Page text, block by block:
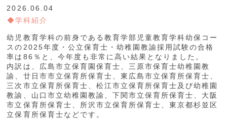
2026.06.04
学科紹介
幼児教育学科の前身である教育学部児童教育学科幼保コー
スの2025年度・公立保育士・幼稚園教諭採用試験の合格
率は86％と、今年度も非常に高い結果となりました。
内訳は、広島市立保育園保育士、三原市保育士幼稚園教
諭、廿日市市立保育所保育士、東広島市立保育所保育士、
三次市立保育所保育士、松江市立保育所保育士及び幼稚園
教諭、山口市立幼稚園教諭、下関市立保育所保育士、大阪
市立保育所保育士、所沢市立保育所保育士、東京都杉並区
立保育所保育士などです。